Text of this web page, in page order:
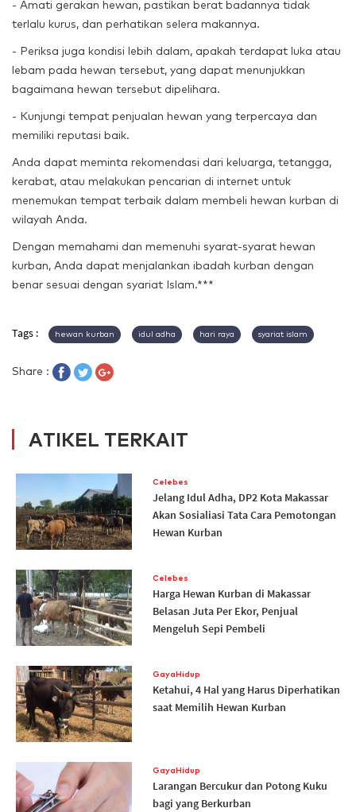
- Amati gerakan hewan, pastikan berat badannya tidak
terlalu kurus, dan perhatikan selera makannya.
- Periksa juga kondisi lebih dalam, apakah terdapat luka atau
lebam pada hewan tersebut, yang dapat menunjukkan
bagaimana hewan tersebut dipelihara.
- Kunjungi tempat penjualan hewan yang terpercaya dan
memiliki reputasi baik.
Anda dapat meminta rekomendasi dari keluarga, tetangga,
kerabat, atau melakukan pencarian di internet untuk
menemukan tempat terbaik dalam membeli hewan kurban di
wilayah Anda.
Dengan memahami dan memenuhi syarat-syarat hewan
kurban, Anda dapat menjalankan ibadah kurban dengan
benar sesuai dengan syariat Islam.***
Tags : hewan kurban idul adha hari raya syariat islam
Share :
ATIKEL TERKAIT
Celebes
Jelang Idul Adha, DP2 Kota Makassar
Akan Sosialiasi Tata Cara Pemotongan
Hewan Kurban
Celebes
Harga Hewan Kurban di Makassar
Belasan Juta Per Ekor, Penjual
Mengeluh Sepi Pembeli
GayaHidup
Ketahui, 4 Hal yang Harus Diperhatikan
saat Memilih Hewan Kurban
GayaHidup
Larangan Bercukur dan Potong Kuku
bagi yang Berkurban